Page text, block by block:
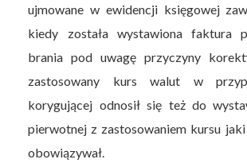
ujmowane w ewidencji księgowej
kiedy została wystawiona faktura
brania pod uwagę przyczyny
zastosowany kurs walut w
korygującej odnosił się też do
pierwotnej z zastosowaniem kursu
obowiązywał.